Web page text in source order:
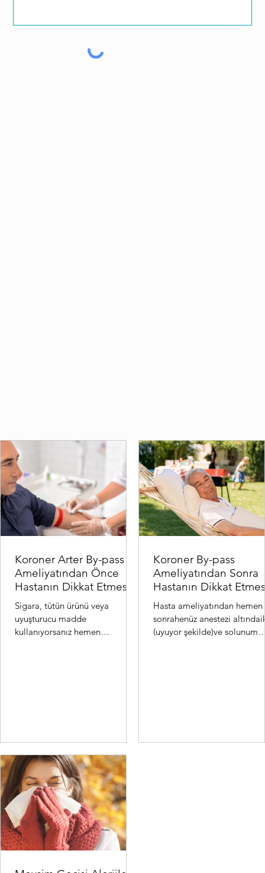
Hemen Başvur
Koroner Arter By-pass
Ameliyatından Önce
Hastanın Dikkat Etmesi
Gereken Hususlar:
Sigara, tütün ürünü veya
uyuşturucu madde
kullanıyorsanız hemen
Koroner By-pass
Ameliyatından Sonra
Hastanın Dikkat
Gereken Hususlar:
Hasta ameliyatından hemen
sonrahenüz anestezi
(uyuyor şekilde)ve solunum